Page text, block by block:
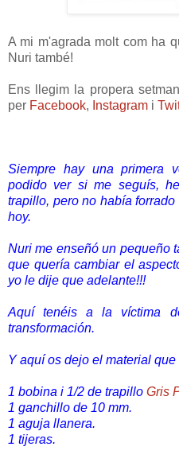
A mi m'agrada molt com ha
Nuri també!
Ens llegim la propera
per Facebook, Instagram i
Siempre hay una primera
podido ver si me seguís,
trapillo, pero no había
hoy.
Nuri me enseñó un pequeño
que quería cambiar el
yo le dije que adelante!!!
Aquí tenéis a la víctima
transformación.
Y aquí os dejo el material
1 bobina i 1/2 de trapillo Gris
1 ganchillo de 10 mm.
1 aguja llanera.
1 tijeras.